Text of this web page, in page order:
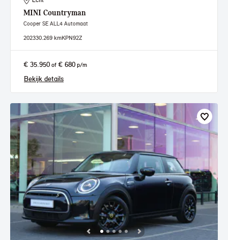
MINI Countryman
Cooper SE ALL4 Automaat
202330.269 kmKPN92Z
€ 35.950 of € 680 p/m
Bekijk details